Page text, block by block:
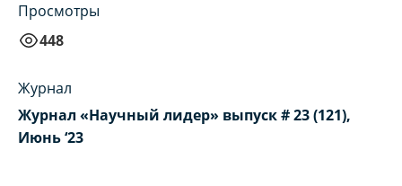
Просмотры
448
Журнал
Журнал «Научный лидер» выпуск # 23 (121),
Июнь ‘23